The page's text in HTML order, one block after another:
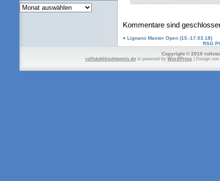
Kommentare sind
« Lignano Master Open (15.-17.03.18)
RSG
Archiv
Copyright © 2010
rollstuhltischtennis.deis powered by WordPress| Design von